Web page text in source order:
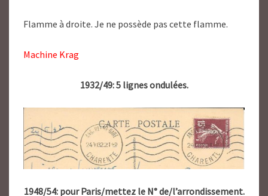
Flamme à droite. Je ne possède pas cette flamme.
Machine Krag
1932/49: 5 lignes ondulées.
1948/54: pour Paris/mettez le N° de/l’arrondissement.